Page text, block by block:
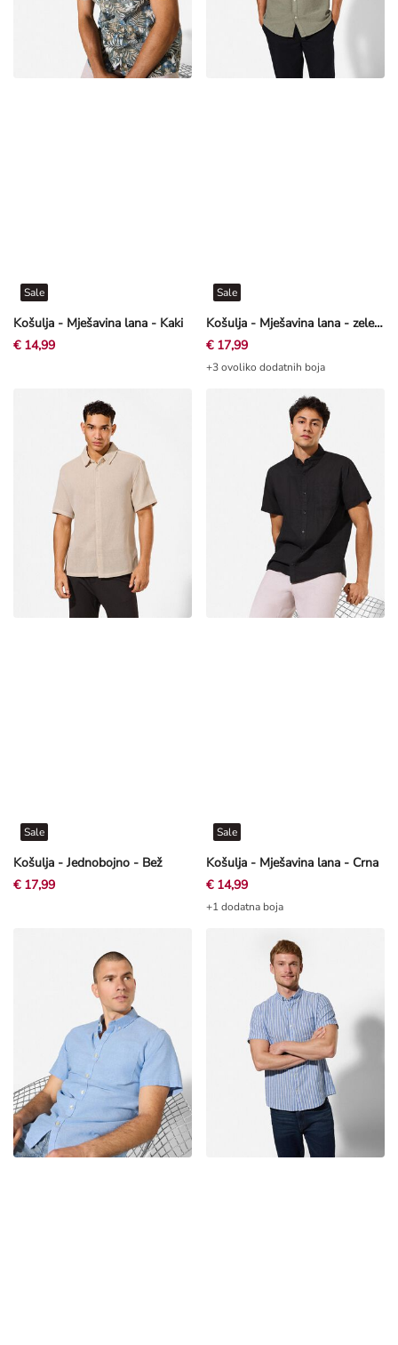
Košulja - Mješavina lana - Kaki
Sale
€ 14,99
Košulja - Mješavina lana - zelena
Sale
€ 17,99
+3 ovoliko dodatnih boja
Košulja - Jednobojno - Bež
Sale
€ 17,99
Košulja - Mješavina lana - Crna
Sale
€ 14,99
+1 dodatna boja